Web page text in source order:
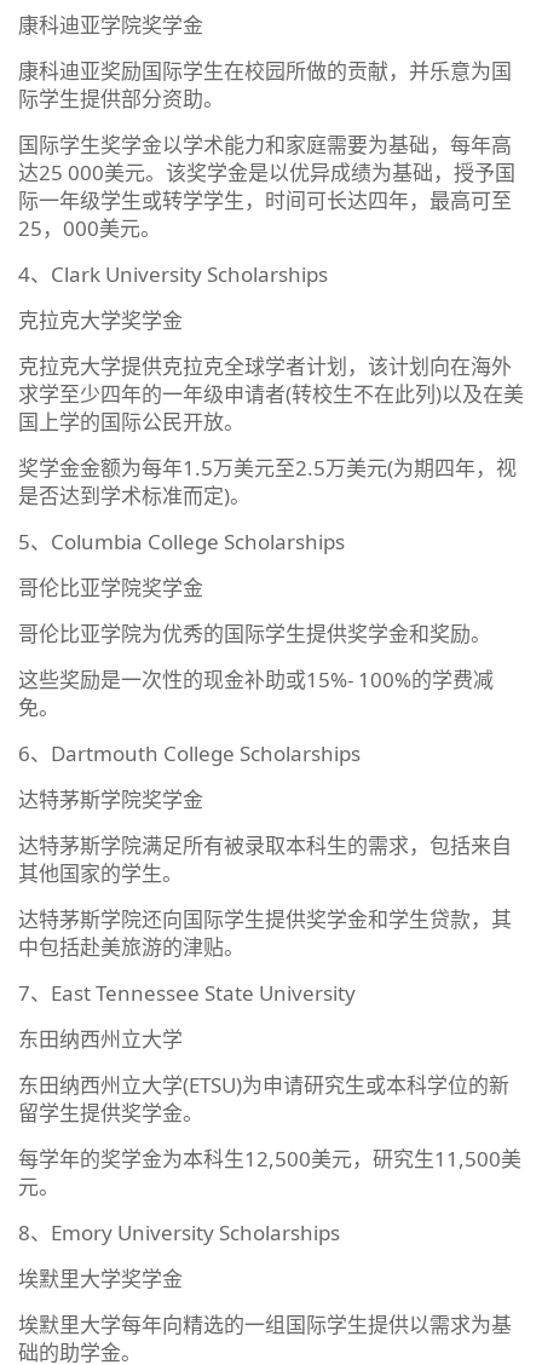
康科迪亚学院奖学金
康科迪亚奖励国际学生在校园所做的贡献，并乐意为国
际学生提供部分资助。
国际学生奖学金以学术能力和家庭需要为基础，每年高
达25 000美元。该奖学金是以优异成绩为基础，授予国
际一年级学生或转学学生，时间可长达四年，最高可至
25，000美元。
4、Clark University Scholarships
克拉克大学奖学金
克拉克大学提供克拉克全球学者计划，该计划向在海外
求学至少四年的一年级申请者(转校生不在此列)以及在美
国上学的国际公民开放。
奖学金金额为每年1.5万美元至2.5万美元(为期四年，视
是否达到学术标准而定)。
5、Columbia College Scholarships
哥伦比亚学院奖学金
哥伦比亚学院为优秀的国际学生提供奖学金和奖励。
这些奖励是一次性的现金补助或15%- 100%的学费减
免。
6、Dartmouth College Scholarships
达特茅斯学院奖学金
达特茅斯学院满足所有被录取本科生的需求，包括来自
其他国家的学生。
达特茅斯学院还向国际学生提供奖学金和学生贷款，其
中包括赴美旅游的津贴。
7、East Tennessee State University
东田纳西州立大学
东田纳西州立大学(ETSU)为申请研究生或本科学位的新
留学生提供奖学金。
每学年的奖学金为本科生12,500美元，研究生11,500美
元。
8、Emory University Scholarships
埃默里大学奖学金
埃默里大学每年向精选的一组国际学生提供以需求为基
础的助学金。